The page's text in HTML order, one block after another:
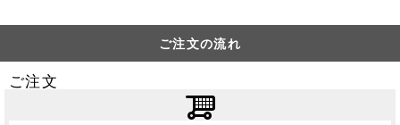
ご注文の流れ
ご注文